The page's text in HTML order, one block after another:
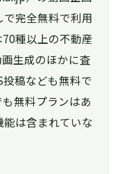
完全無料で利用
種以上の不動産
生成のほかに査
稿なども無料で
無料プランはあ
は含まれていな